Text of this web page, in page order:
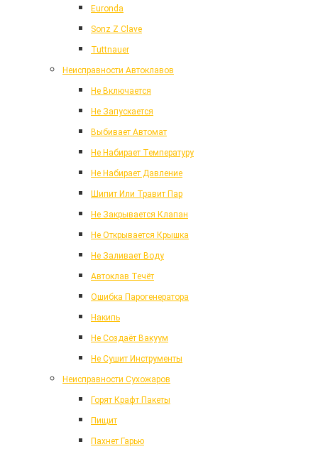
Euronda
Sonz Z Clave
Tuttnauer
Неисправности Автоклавов
Не Включается
Не Запускается
Выбивает Автомат
Не Набирает Температуру
Не Набирает Давление
Шипит Или Травит Пар
Не Закрывается Клапан
Не Открывается Крышка
Не Заливает Воду
Автоклав Течёт
Ошибка Парогенератора
Накипь
Не Создаёт Вакуум
Не Сушит Инструменты
Неисправности Сухожаров
Горят Крафт Пакеты
Пищит
Пахнет Гарью